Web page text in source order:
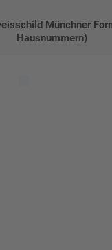
Münchner
Hausnummern)